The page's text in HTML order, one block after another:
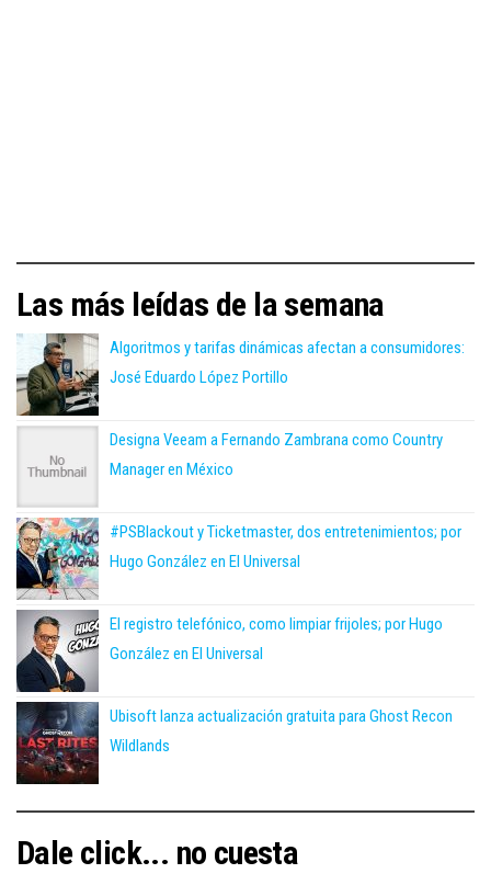
Las más leídas de la semana
Algoritmos y tarifas dinámicas afectan a consumidores:
José Eduardo López Portillo
Designa Veeam a Fernando Zambrana como Country
Manager en México
#PSBlackout y Ticketmaster, dos entretenimientos; por
Hugo González en El Universal
El registro telefónico, como limpiar frijoles; por Hugo
González en El Universal
Ubisoft lanza actualización gratuita para Ghost Recon
Wildlands
Dale click... no cuesta